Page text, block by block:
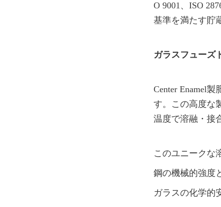
O 9001、ISO
基準を満たす貯
ガラスフューズ
Center Enamel
す。この高度な
温度で溶融・接
このユニークな
鋼の機械的強度
ガラスの化学的